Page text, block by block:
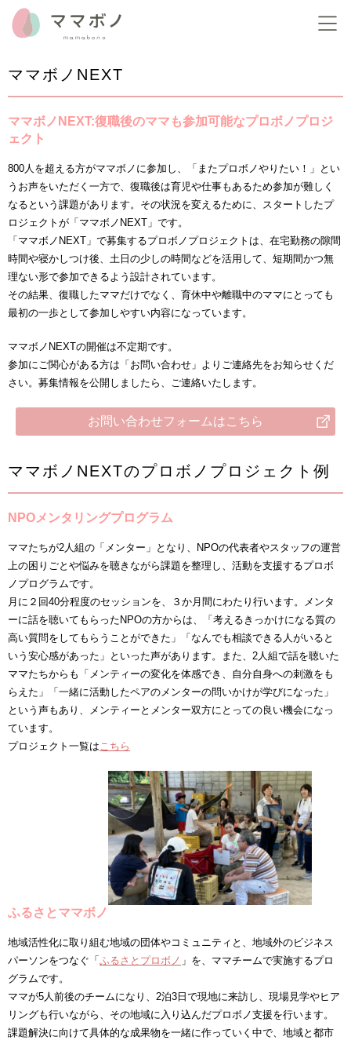
ママボノNEXT
ママボノNEXT:復職後のママも参加可能なプロボノプロジ
ェクト
800人を超える方がママボノに参加し、「またプロボノやりたい！」とい
うお声をいただく一方で、復職後は育児や仕事もあるため参加が難しく
なるという課題があります。その状況を変えるために、スタートしたプ
ロジェクトが「ママボノNEXT」です。
「ママボノNEXT」で募集するプロボノプロジェクトは、 在宅勤務の隙間
時間や寝かしつけ後、土日の少しの時間などを活用して、 短期間かつ無
理ない形で参加できるよう設計されています。
その結果、復職したママだけでなく、育休中や離職中のママにとっても
最初の一歩として参加しやすい内容になっています。
ママボノNEXTの開催は不定期です。
参加にご関心がある方は「お問い合わせ」よりご連絡先をお知らせくだ
さい。募集情報を公開しましたら、ご連絡いたします。
お問い合わせフォームはこちら
ママボノNEXTのプロボノプロジェクト例
NPOメンタリングプログラム
ママたちが2人組の「メンター」となり、NPOの代表者やスタッフの運営
上の困りごとや悩みを聴きながら課題を整理し、活動を支援するプロボ
ノプログラムです。
月に２回40分程度のセッションを、３か月間にわたり行います。メンタ
ーに話を聴いてもらったNPOの方からは、「考えるきっかけになる質の
高い質問をしてもらうことができた」「なんでも相談できる人がいると
いう安心感があった」といった声があります。また、2人組で話を聴いた
ママたちからも「メンティーの変化を体感でき、自分自身への刺激をも
らえた」「一緒に活動したペアのメンターの問いかけが学びになった」
という声もあり、メンティーとメンター双方にとっての良い機会になっ
ています。
プロジェクト一覧はこちら
ふるさとママボノ
地域活性化に取り組む地域の団体やコミュニティと、地域外のビジネス
パーソンをつなぐ「 ふるさとプロボノ 」を、ママチームで実施するプロ
グラムです。
ママが5人前後のチームになり、2泊3日で現地に来訪し、現場見学やヒア
リングも行いながら、その地域に入り込んだプロボノ支援を行います。
課題解決に向けて具体的な成果物を⼀緒に作っていく中で、地域と都市